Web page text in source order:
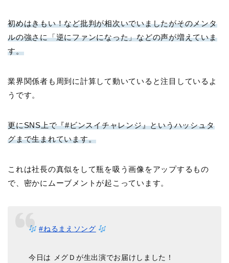
初めはきもい！など批判が相次いでいましたがそのメンタ
ルの強さに「逆にファンになった」などの声が増えていま
す。
業界関係者も周到に計算して動いていると注目しているよ
うです。
更にSNS上で『#ビンスイチャレンジ』というハッシュタ
グまで生まれています。
これは社長の真似をして瓶を吸う画像をアップするもの
で、密かにムーブメントが起こっています。
#ねるまえソング
今日は メグＤが生出演でお届けしました！